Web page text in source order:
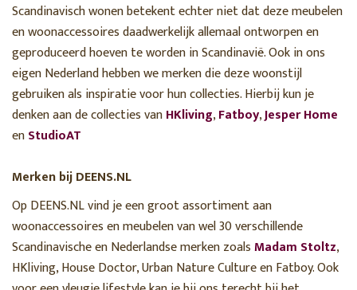
Scandinavisch wonen betekent echter niet dat deze meubelen
en woonaccessoires daadwerkelijk allemaal ontworpen en
geproduceerd hoeven te worden in Scandinavië. Ook in ons
eigen Nederland hebben we merken die deze woonstijl
gebruiken als inspiratie voor hun collecties. Hierbij kun je
denken aan de collecties vanHKliving,Fatboy,Jesper Home
enStudioAT
Merken bij DEENS.NL
Op DEENS.NL vind je een groot assortiment aan
woonaccessoires en meubelen van wel 30 verschillende
Scandinavische en Nederlandse merken zoalsMadam Stoltz,
HKliving, House Doctor, Urban Nature Culture en Fatboy. Ook